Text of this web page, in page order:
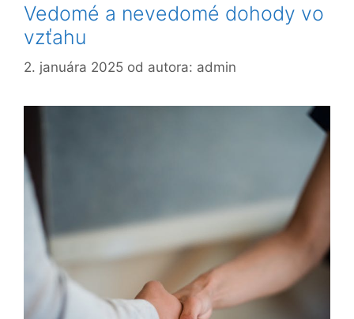
Vedomé a nevedomé dohody vo
vzťahu
2. januára 2025 od autora: admin